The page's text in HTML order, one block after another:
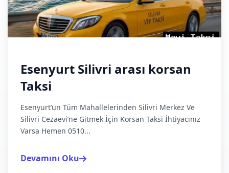
Esenyurt Silivri arası korsan
Taksi
Esenyurt’un Tüm Mahallelerinden Silivri Merkez Ve
Silivri Cezaevi’ne Gitmek İçin Korsan Taksi İhtiyacınız
Varsa Hemen 0510...
Devamını Oku